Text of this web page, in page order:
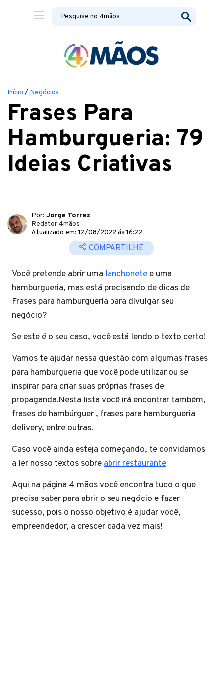
Início / Negócios
Frases Para
Hamburgueria: 79
Ideias Criativas
Por: Jorge Torrez
Redator 4mãos
Atualizado em: 12/08/2022 ás 16:22
COMPARTILHE
Você pretende abrir uma lanchonete e uma
hamburgueria, mas está precisando de dicas de
Frases para hamburgueria para divulgar seu
negócio?
Se este é o seu caso, você está lendo o texto certo!
Vamos te ajudar nessa questão com algumas frases
para hamburgueria que você pode utilizar ou se
inspirar para criar suas próprias frases de
propaganda.Nesta lista você irá encontrar também,
frases de hambúrguer , frases para hamburgueria
delivery, entre outras.
Caso você ainda esteja começando, te convidamos
a ler nosso textos sobreabrir restaurante.
Aqui na página 4 mãos você encontra tudo o que
precisa saber para abrir o seu negócio e fazer
sucesso, pois o nosso objetivo é ajudar você,
empreendedor, a crescer cada vez mais!